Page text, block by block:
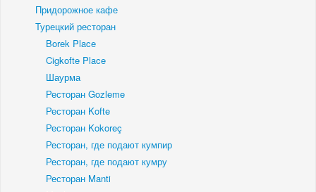
Придорожное кафе
Турецкий ресторан
Borek Place
Cigkofte Place
Шаурма
Ресторан Gozleme
Ресторан Kofte
Ресторан Kokoreç
Ресторан, где подают кумпир
Ресторан, где подают кумру
Ресторан Manti